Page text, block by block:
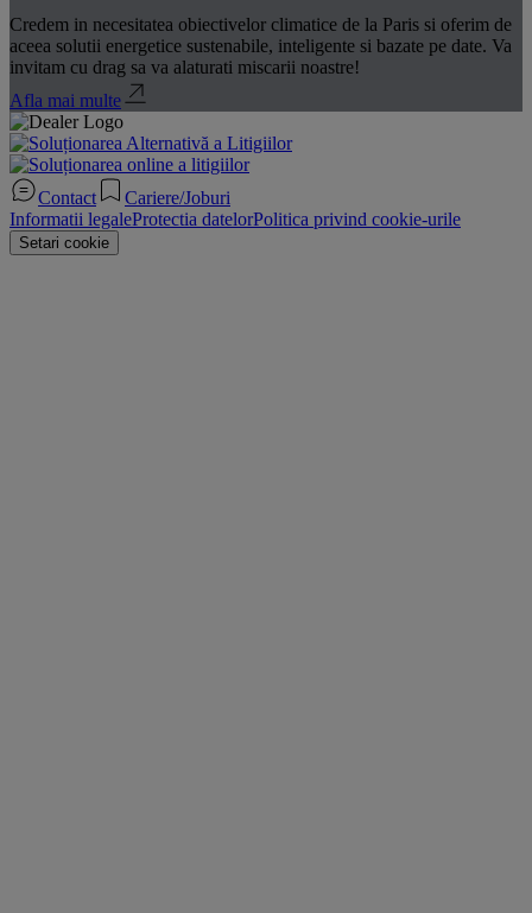
Credem in necesitatea obiectivelor climatice de la Paris si oferim de
aceea solutii energetice sustenabile, inteligente si bazate pe date. Va
invitam cu drag sa va alaturati miscarii noastre!
Afla mai multe
Contact
Cariere/Joburi
Informatii legaleProtectia datelorPolitica privind cookie-urile
Setari cookie